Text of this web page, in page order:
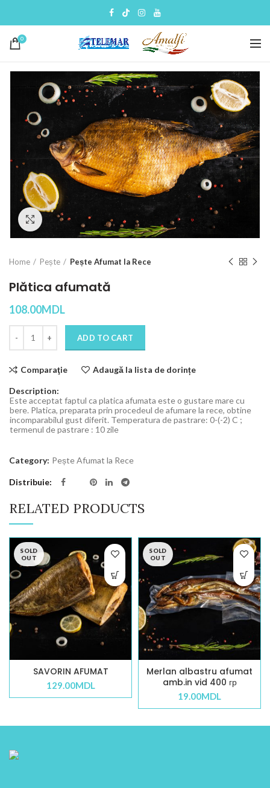
0
Click to enlarge
Home Pește Pește Afumat la Rece
Plătica afumată
108.00MDL
ADD TO CART
Comparaţie Adaugă la lista de dorințe
Description:
Este acceptat faptul ca platica afumata este o gustare mare cu
bere. Platica, preparata prin procedeul de afumare la rece, obtine
incomparabilul gust diferit. Temperatura de pastrare: 0-(-2) C ;
termenul de pastrare : 10 zile
Category: Pește Afumat la Rece
Distribuie
RELATED PRODUCTS
SOLD
OUT
SAVORIN AFUMAT
129.00MDL
SOLD
OUT
Merlan albastru afumat
amb.in vid 400 гр
19.00MDL